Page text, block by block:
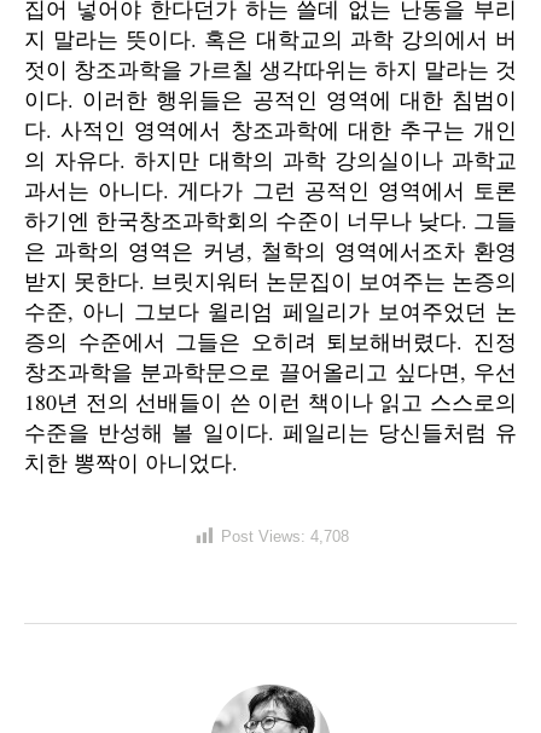
집어 넣어야 한다던가 하는 쓸데 없는 난동을 부리
지 말라는 뜻이다. 혹은 대학교의 과학 강의에서 버
젓이 창조과학을 가르칠 생각따위는 하지 말라는 것
이다. 이러한 행위들은 공적인 영역에 대한 침범이
다. 사적인 영역에서 창조과학에 대한 추구는 개인
의 자유다. 하지만 대학의 과학 강의실이나 과학교
과서는 아니다. 게다가 그런 공적인 영역에서 토론
하기엔 한국창조과학회의 수준이 너무나 낮다. 그들
은 과학의 영역은 커녕, 철학의 영역에서조차 환영
받지 못한다. 브릿지워터 논문집이 보여주는 논증의
수준, 아니 그보다 윌리엄 페일리가 보여주었던 논
증의 수준에서 그들은 오히려 퇴보해버렸다. 진정
창조과학을 분과학문으로 끌어올리고 싶다면, 우선
180년 전의 선배들이 쓴 이런 책이나 읽고 스스로의
수준을 반성해 볼 일이다. 페일리는 당신들처럼 유
치한 뽕짝이 아니었다.
Post Views: 4,708